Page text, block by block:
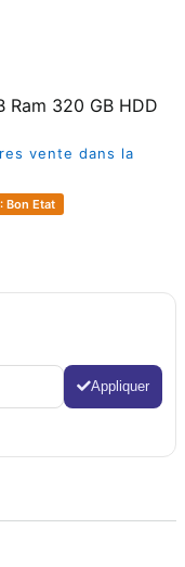
Ram 320 GB HDD
vente dans la
Bon Etat
Appliquer